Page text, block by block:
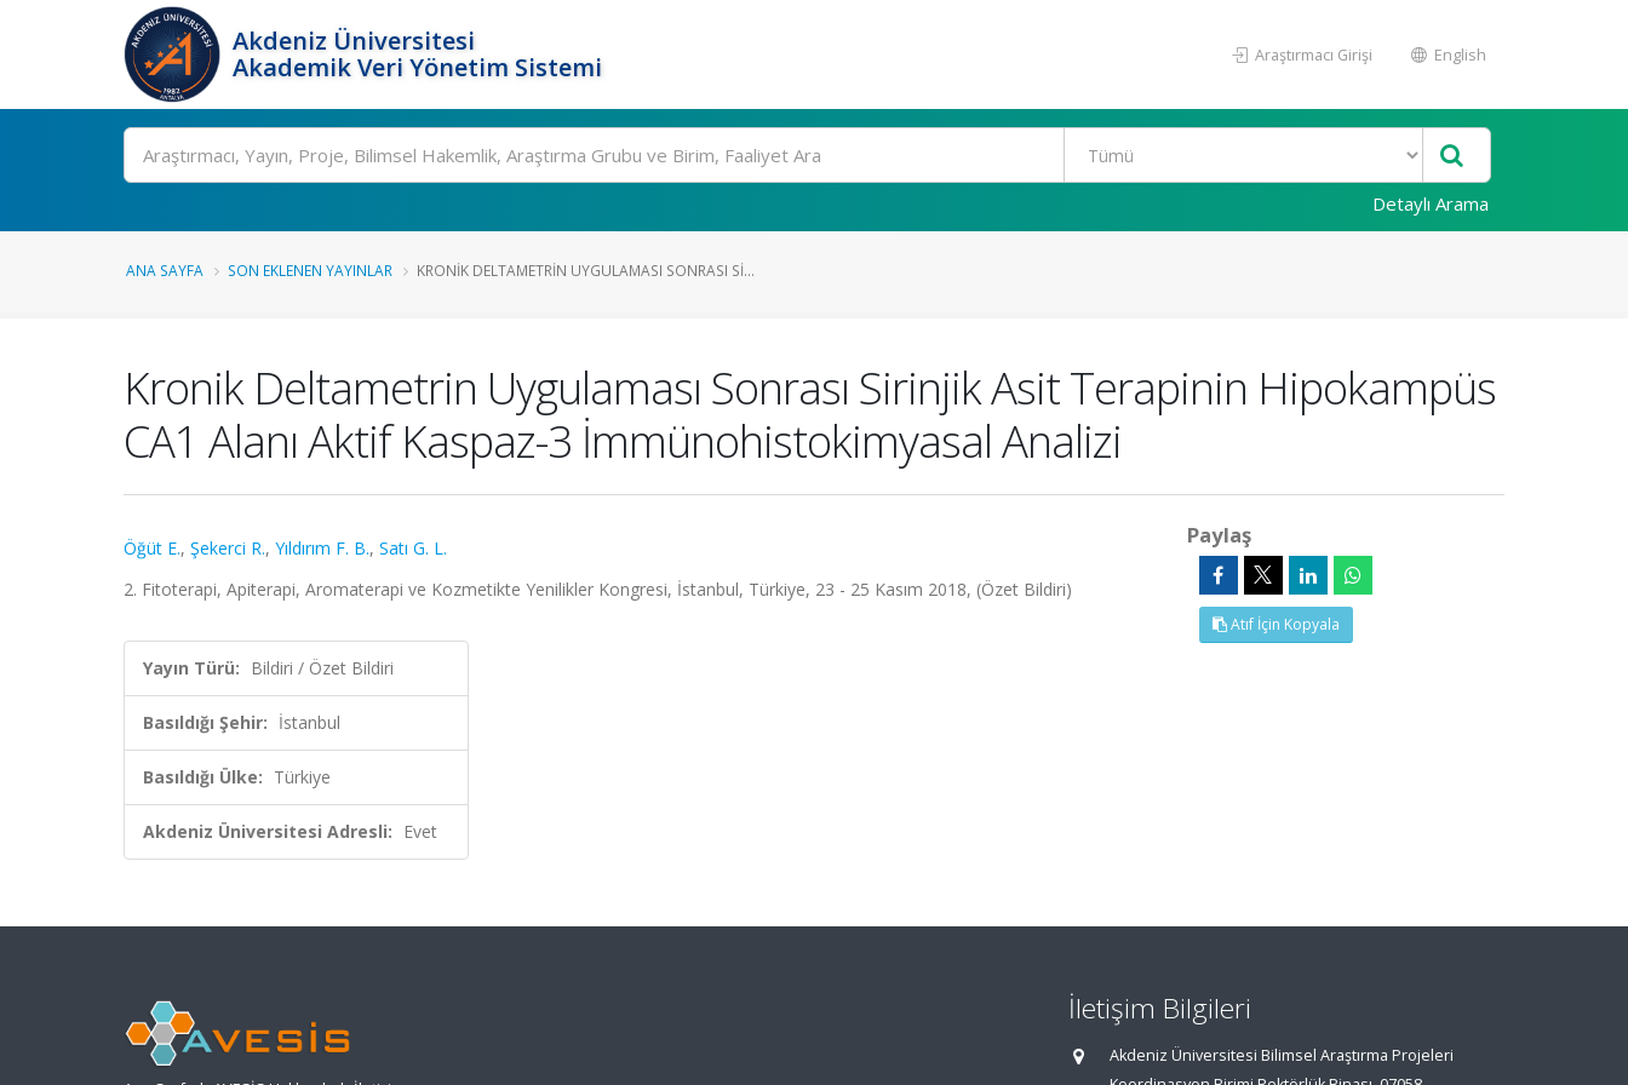
Akdeniz Üniversitesi
Akademik Veri Yönetim Sistemi
Araştırmacı Girişi English
Ara
Detaylı Arama
ANA SAYFA SON EKLENEN YAYINLAR KRONIK DELTAMETRIN UYGULAMASI SONRASI SI...
Kronik Deltametrin Uygulaması Sonrası Sirinjik Asit Terapinin Hipokampüs
CA1 Alanı Aktif Kaspaz-3 İmmünohistokimyasal Analizi
Öğüt E., Şekerci R., Yıldırım F. B., Satı G. L.
2. Fitoterapi, Apiterapi, Aromaterapi ve Kozmetikte Yenilikler Kongresi, İstanbul, Türkiye, 23 - 25 Kasım 2018, (Özet Bildiri)
Yayın Türü: Bildiri / Özet Bildiri
Basıldığı Şehir: İstanbul
Basıldığı Ülke: Türkiye
Akdeniz Üniversitesi Adresli: Evet
Paylaş
Atıf İçin Kopyala
İletişim Bilgileri
Akdeniz Üniversitesi Bilimsel Araştırma Projeleri